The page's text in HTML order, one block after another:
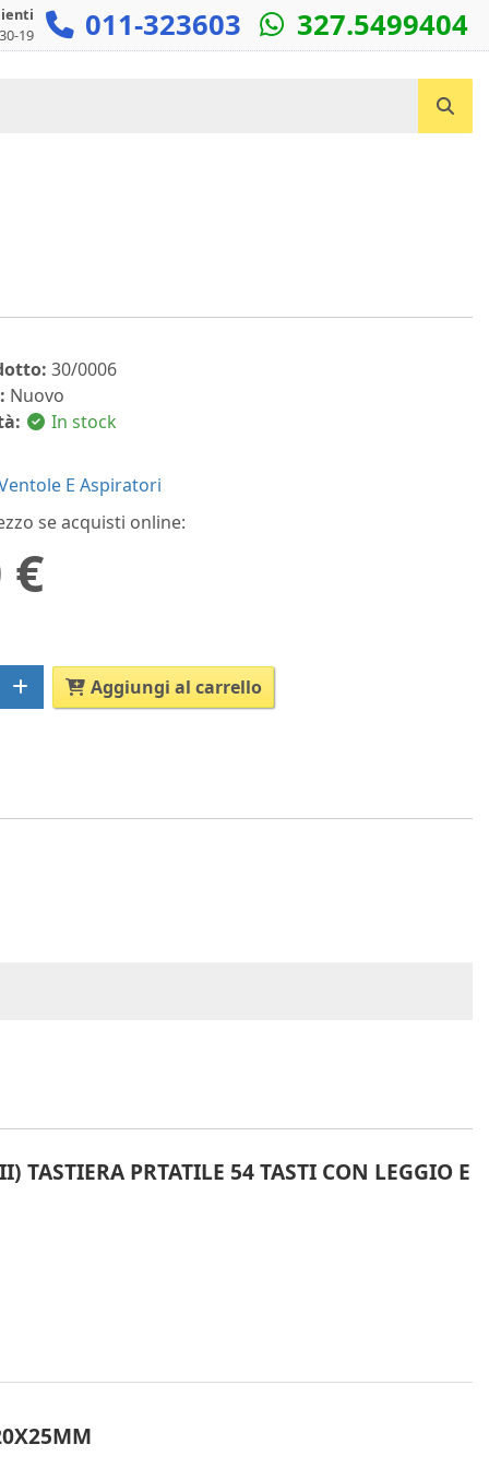
19
011-323603 327.5499404
Cerca un prodotto...
30/0006
Nuovo
In stock
E Aspiratori
se acquisti online:
€
Aggiungi al carrello
TASTIERA PRTATILE 54 TASTI CON LEGGIO E